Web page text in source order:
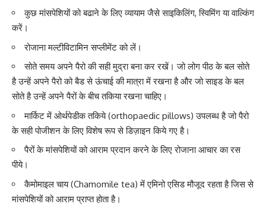
कुछ मांसपेशियों को बढाने के लिए व्यायाम जैसे साइकिलिंग, स्विमिंग या वाल्किंग
करें।
रोजाना मल्टीविटामिन सप्लीमेंट को लें।
सोते समय अपने पैरो की सही मुद्रा बना कर रखें। जो लोग पीठ के बल सोते
है उन्हें अपनेपैरो को बैड सेऊंचाई की मात्रा में रखना है और जो साइड के बल
सोते है उन्हें अपने पैरों के बीच तकिया रखना चाहिए।
मार्किट में ओर्थपेडीक तकिये (orthopaedic pillows) उपलब्ध है जो पैरो
के सही पोजीशन के लिए विशेष रूप से डिज़ाइन किये गए है।
पैरों के मांसपेशियों को आराम प्रदान करने के लिए रोजाना आचार का रस
पीये।
कैमोमाइल चाय (Chamomile tea) में एमिनो एसिड मौजूद रहता है जिस से
मांसपेशियों को आराम प्राप्त होता है।